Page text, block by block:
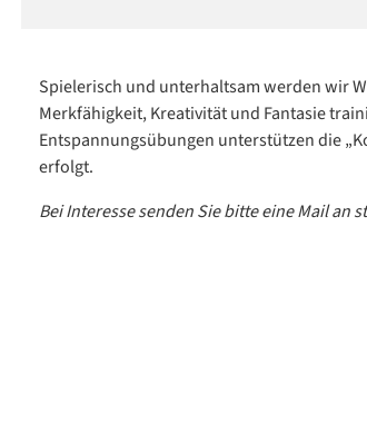
Spielerisch und unterhaltsam werden wir
Merkfähigkeit, Kreativität und Fantasie
Entspannungsübungen unterstützen die
erfolgt.
Bei Interesse senden Sie bitte eine Mail an